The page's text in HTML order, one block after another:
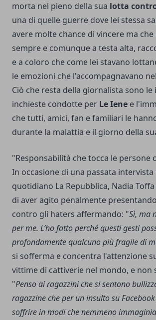
morta nel pieno della sua lotta
una di quelle guerre dove lei stessa
avere molte chance di vincere ma
sempre e comunque a testa alta,
e a coloro che come lei stavano
le emozioni che l'accompagnavano
Ciò che resta della giornalista sono
inchieste condotte per Le Iene e
che tutti, amici, fan e familiari le
durante la malattia e il giorno della
"Responsabilità che tocca le persone
In occasione di una passata intervista
quotidiano La Repubblica, Nadia
di aver agito penalmente
contro gli haters affermando: "Sì, ma
per me. L’ho fatto perché questi gesti
profondamente qualcuno più fragile di
si sofferma e concentra l'attenzione
vittime di cattiverie nel mondo, e non
"Penso ai ragazzini che si sentono
ragazzine che per un insulto su
soffrire in modi che nemmeno